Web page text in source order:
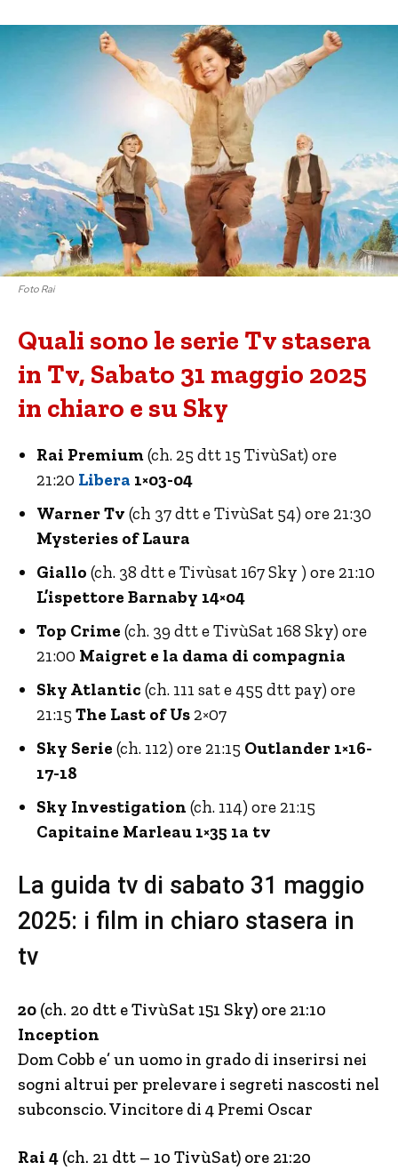
Foto Rai
Quali sono le serie Tv stasera
in Tv, Sabato 31 maggio 2025
in chiaro e su Sky
Rai Premium(ch. 25 dtt 15 TivùSat) ore
21:20 Libera 1×03-04
Warner Tv (ch 37 dtt e TivùSat 54) ore 21:30
Mysteries of Laura
Giallo (ch. 38 dtt e Tivùsat 167 Sky ) ore 21:10
L’ispettore Barnaby 14×04
Top Crime (ch. 39 dtt e TivùSat 168 Sky) ore
21:00 Maigret e la dama di compagnia
Sky Atlantic (ch. 111 sat e 455 dtt pay) ore
21:15 The Last of Us 2×07
Sky Serie (ch. 112) ore 21:15 Outlander 1×16-
17-18
Sky Investigation (ch. 114) ore 21:15
Capitaine Marleau 1×35 1a tv
La guida tv di sabato 31 maggio
2025: i film in chiaro stasera in
tv
20 (ch. 20 dtt e TivùSat 151 Sky) ore 21:10
Inception
Dom Cobb e’ un uomo in grado di inserirsi nei
sogni altrui per prelevare i segreti nascosti nel
subconscio. Vincitore di 4 Premi Oscar
Rai 4 (ch. 21 dtt – 10 TivùSat) ore 21:20